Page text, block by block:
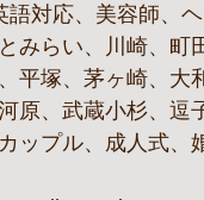
対応、美容師、
みらい、川崎、町
平塚、茅ヶ崎、大
原、武蔵小杉、逗
ップル、成人式、